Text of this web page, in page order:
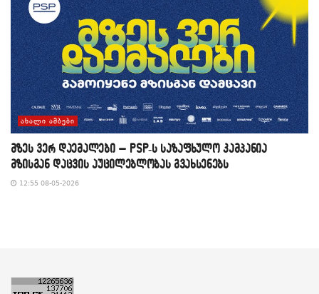
ᲐᲮᲐᲚᲘ ᲐᲛᲑᲔᲑᲘ
მზეს ვერ დაემალები – PSP-ს საზაფხულო კამპანია
მზისგან დაცვის აუცილებლობას გვახსენებს
12:55 08-05-2026